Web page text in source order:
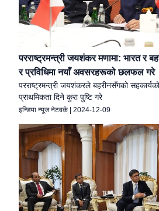
परराष्ट्रमन्त्री जयशंकर मणामा: भारत र
र प्रविधिमा नयाँ अवसरहरूको छलफल गरे
परराष्ट्रमन्त्री जयशंकरले बहरीनसँगको
प्राथमिकता दिने कुरा पुष्टि गरे
इन्डिया न्यूज नेटवर्क 2024-12-09